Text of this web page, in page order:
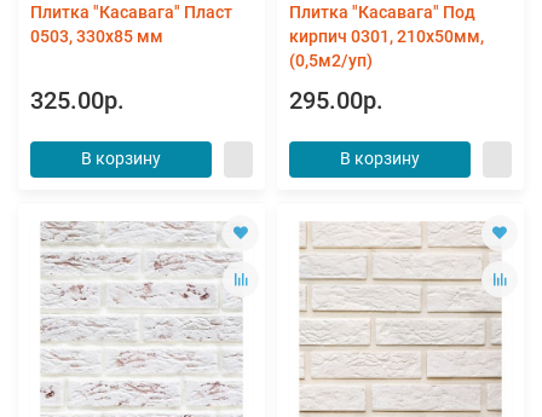
Плитка "Касавага" Пласт
0503, 330х85 мм
325.00р.
В корзину
Плитка "Касавага" Под
кирпич 0301, 210х50мм,
(0,5м2/уп)
295.00р.
В корзину